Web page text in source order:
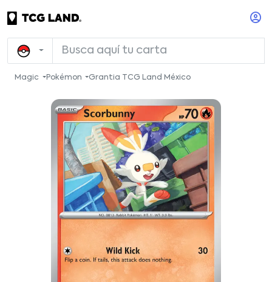
Magic Pokémon Grantia TCG Land México